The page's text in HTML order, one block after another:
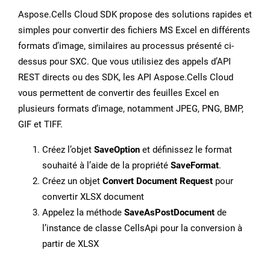
Aspose.Cells Cloud SDK propose des solutions rapides et
simples pour convertir des fichiers MS Excel en différents
formats d’image, similaires au processus présenté ci-
dessus pour SXC. Que vous utilisiez des appels d’API
REST directs ou des SDK, les API Aspose.Cells Cloud
vous permettent de convertir des feuilles Excel en
plusieurs formats d’image, notamment JPEG, PNG, BMP,
GIF et TIFF.
Créez l’objet SaveOption et définissez le format
souhaité à l’aide de la propriété SaveFormat.
Créez un objet Convert Document Request pour
convertir XLSX document
Appelez la méthode SaveAsPostDocument de
l’instance de classe CellsApi pour la conversion à
partir de XLSX